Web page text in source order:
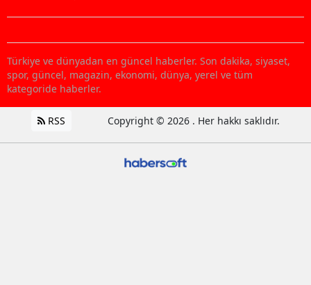
Türkiye ve dünyadan en güncel haberler. Son dakika, siyaset,
spor, güncel, magazin, ekonomi, dünya, yerel ve tüm
kategoride haberler.
RSS Copyright © 2026 . Her hakkı saklıdır.